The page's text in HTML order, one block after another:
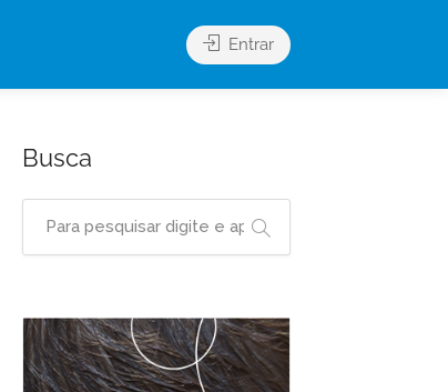
Entrar
Busca